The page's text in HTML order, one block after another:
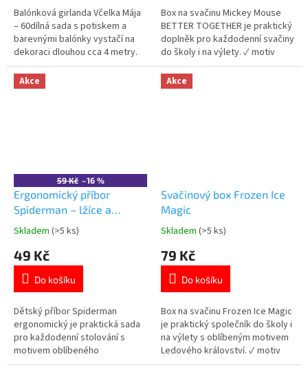
5
hvězdiček.
Balónková girlanda Včelka Mája
– 60dílná sada s potiskem a
barevnými balónky vystačí na
dekoraci dlouhou cca 4 metry.
Perfektní na narozeniny a
dětské oslavy! 🐝🎈
5
hvězdiček.
Box na svačinu Mickey Mouse
BETTER TOGETHER je praktický
doplněk pro každodenní svačiny
do školy i na výlety. ✓ motiv
Mickey Mouse & Pluto ✓ lehký a
odolný plast bez BPA ✓
bezpečné klipové zavírání 👉
Akce
59 Kč –16 %
Ergonomický příbor
Spiderman – lžíce a
vidlička
Průměrné
produktu
5,0
5
hvězdiček.
Skladem (>5 ks)
49 Kč
Do košíku
Dětský příbor Spiderman
ergonomický je praktická sada
pro každodenní stolování s
motivem oblíbeného
superhrdiny. ✓ lehký a snadno
Akce
Svačinový box Frozen Ice
Magic
Průměrné
produktu
5,0
5
hvězdiček.
Skladem (>5 ks)
79 Kč
Do košíku
Box na svačinu Frozen Ice Magic
je praktický společník do školy i
na výlety s oblíbeným motivem
Ledového království. ✓ motiv
Frozen / Ledové království ✓